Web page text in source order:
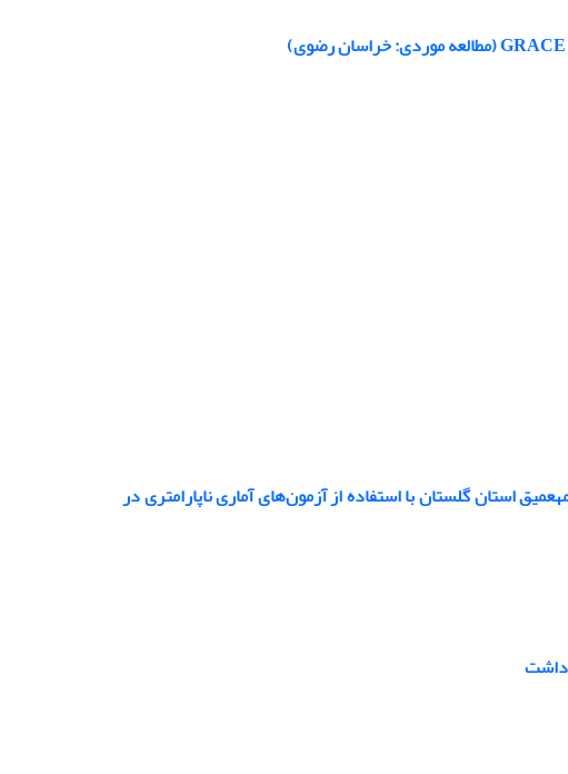
تحلیل مکانی-زمانی نوسانات تراز آب زیرزمینی در آبخوان‌های عمیق و نیمه‎عمیق استان گلستان با استفاده از آزمون‌های آماری ناپارامتری در